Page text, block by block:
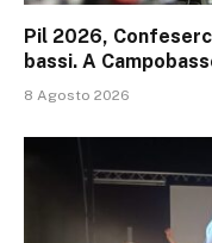
Pil 2026,
bassi. A
8 Agosto 2026